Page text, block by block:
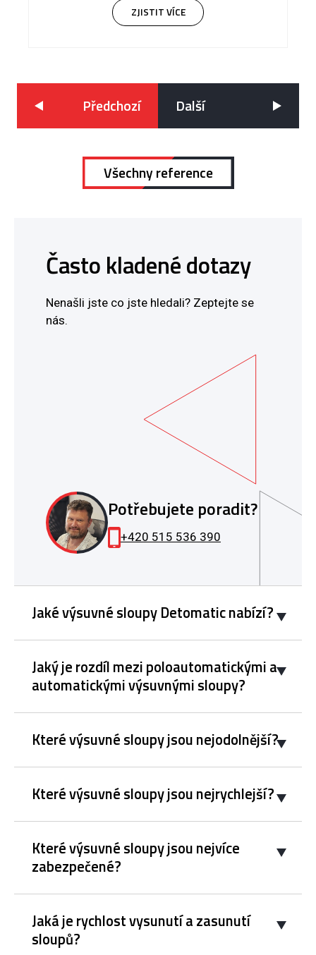
ZJISTIT VÍCE
Všechny reference
Často kladené dotazy
Nenašli jste co jste hledali? Zeptejte se
nás.
Potřebujete poradit?
+420 515 536 390
Jaké výsuvné sloupy Detomatic nabízí?
Jaký je rozdíl mezi poloautomatickými a
automatickými výsuvnými sloupy?
Které výsuvné sloupy jsou nejodolnější?
Které výsuvné sloupy jsou nejrychlejší?
Které výsuvné sloupy jsou nejvíce
zabezpečené?
Jaká je rychlost vysunutí a zasunutí
sloupů?